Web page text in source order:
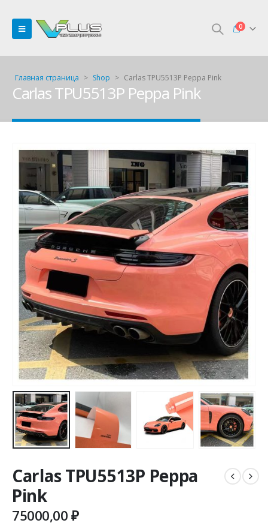
0
Главная страница > Shop > Carlas TPU5513P Peppa Pink
Carlas TPU5513P Peppa Pink
Carlas TPU5513P Peppa
Pink
75000,00₽